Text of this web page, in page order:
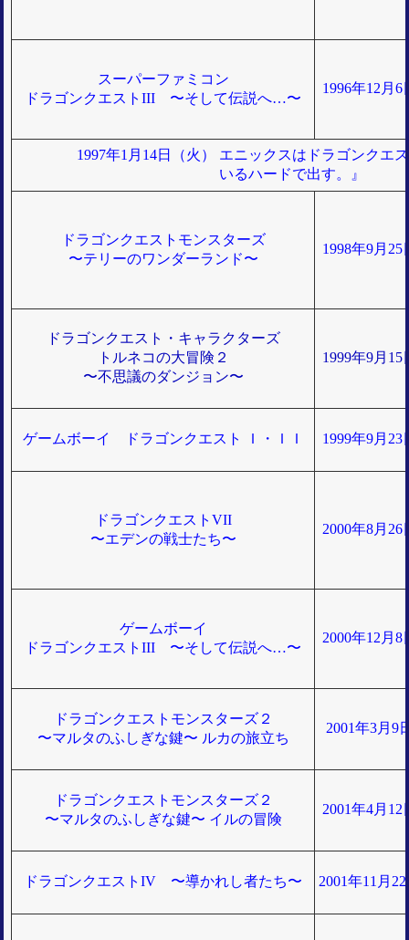
スーパーファミコン
ドラゴンクエストIII 〜そして伝説へ…〜
1996年12月6
1997年1月14日（火）
エニックスはドラゴンクエ
いるハードで出す。』
ドラゴンクエストモンスターズ
〜テリーのワンダーランド〜
1998年9月25
ドラゴンクエスト・キャラクターズ
トルネコの大冒険２
〜不思議のダンジョン〜
1999年9月15
ゲームボーイ ドラゴンクエスト Ｉ・ＩＩ 1999年9月23
ドラゴンクエストVII
〜エデンの戦士たち〜
2000年8月26
ゲームボーイ
ドラゴンクエストIII 〜そして伝説へ…〜
2000年12月8
ドラゴンクエストモンスターズ２
〜マルタのふしぎな鍵〜 ルカの旅立ち
2001年3月9
ドラゴンクエストモンスターズ２
〜マルタのふしぎな鍵〜 イルの冒険
2001年4月12
ドラゴンクエストIV 〜導かれし者たち〜 2001年11月